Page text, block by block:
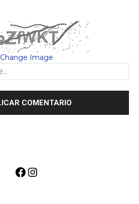
Change Image
Facebook
Instagram